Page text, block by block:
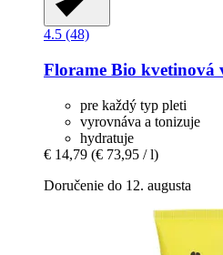
4.5 (48)
Florame Bio kvetinová
pre každý typ pleti
vyrovnáva a tonizuje
hydratuje
€ 14,79 (€ 73,95 / l)
Doručenie do 12. augusta